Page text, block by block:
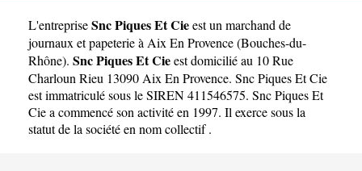
L'entrepriseSnc Piques Et Cieest un marchand de
journaux et papeterie à Aix En Provence(Bouches-du-
Rhône). Snc Piques Et Cieest domicilié au 10 Rue
Charloun Rieu 13090 Aix En Provence. Snc Piques Et Cie
est immatriculé sous le SIREN 411546575. Snc Piques Et
Cie a commencé son activité en 1997. Il exerce sous la
statut de la société en nom collectif .